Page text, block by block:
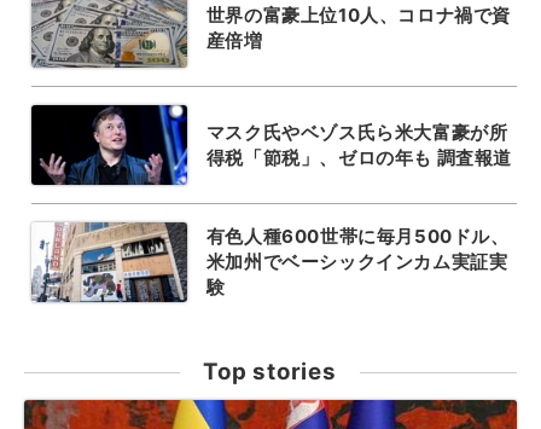
世界の富豪上位10人、コロナ禍で資
産倍増
マスク氏やベゾス氏ら米大富豪が所
得税「節税」、ゼロの年も 調査報道
有色人種600世帯に毎月500ドル、
米加州でベーシックインカム実証実
験
Top stories